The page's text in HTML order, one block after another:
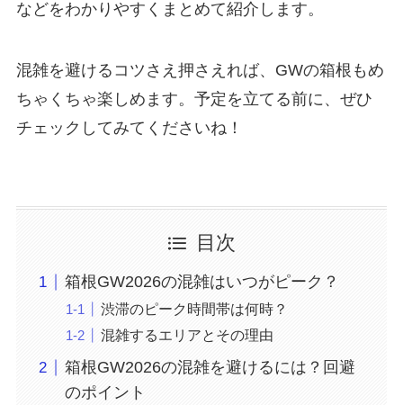
などをわかりやすくまとめて紹介します。
混雑を避けるコツさえ押さえれば、GWの箱根もめ
ちゃくちゃ楽しめます。予定を立てる前に、ぜひ
チェックしてみてくださいね！
目次
箱根GW2026の混雑はいつがピーク？
渋滞のピーク時間帯は何時？
混雑するエリアとその理由
箱根GW2026の混雑を避けるには？回避
のポイント